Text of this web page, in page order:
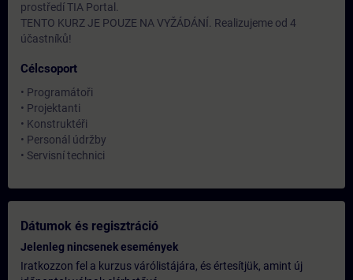
prostředí TIA Portal.
TENTO KURZ JE POUZE NA VYŽÁDÁNÍ. Realizujeme od 4
účastníků!
Célcsoport
• Programátoři
• Projektanti
• Konstruktéři
• Personál údržby
• Servisní technici
Dátumok és regisztráció
Jelenleg nincsenek események
Iratkozzon fel a kurzus várólistájára, és értesítjük, amint új